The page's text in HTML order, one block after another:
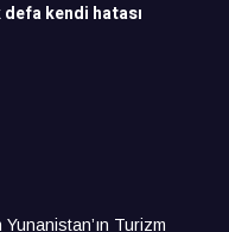
kendi hatası
Yunanistan’ın Turizm